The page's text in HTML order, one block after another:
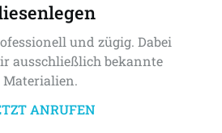
und zügig. Dabei
ausschließlich bekannte
Materialien.
ANRUFEN